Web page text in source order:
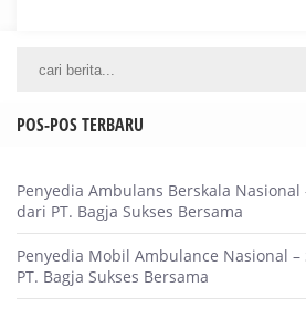
POS-POS TERBARU
Penyedia Ambulans Berskala Nasional
dari PT. Bagja Sukses Bersama
Penyedia Mobil Ambulance Nasional
PT. Bagja Sukses Bersama